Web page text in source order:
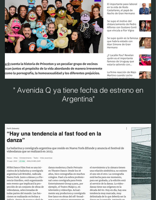
" Avenida Q ya tiene fecha de estreno en
Argentina"